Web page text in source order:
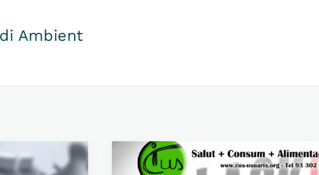
Ambient